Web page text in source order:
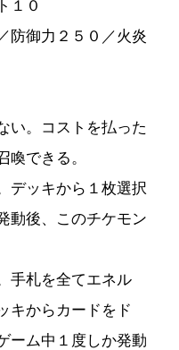
１０
防御力２５０／火炎
い。コストを払った
喚できる。
デッキから１枚選択
動後、このチケモン
手札を全てエネル
キからカードをド
ーム中１度しか発動